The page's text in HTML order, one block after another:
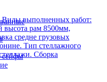
сейфы
Виды выполненных работ:
высота рам 8500мм,
средне грузовых
Тип стеллажного
Сборка